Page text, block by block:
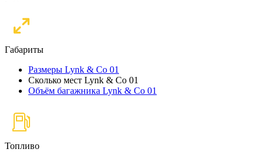
Габариты
Размеры Lynk & Co 01
Сколько мест Lynk & Co 01
Объём багажника Lynk & Co 01
Топливо